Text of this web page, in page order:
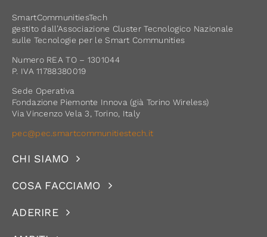
SmartCommunitiesTech
gestito dall’Associazione Cluster Tecnologico Nazionale
sulle Tecnologie per le Smart Communities
Numero REA TO – 1301044
P. IVA 11788380019
Sede Operativa
Fondazione Piemonte Innova (già Torino Wireless)
Via Vincenzo Vela 3, Torino, Italy
pec@pec.smartcommunitiestech.it
CHI SIAMO
COSA FACCIAMO
ADERIRE